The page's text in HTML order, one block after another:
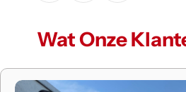
Wat Onze